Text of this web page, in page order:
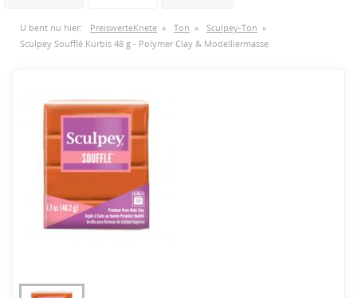
U bent nu hier: PreiswerteKnete » Ton » Sculpey-Ton »
Sculpey Soufflé Kürbis 48 g - Polymer Clay & Modelliermasse